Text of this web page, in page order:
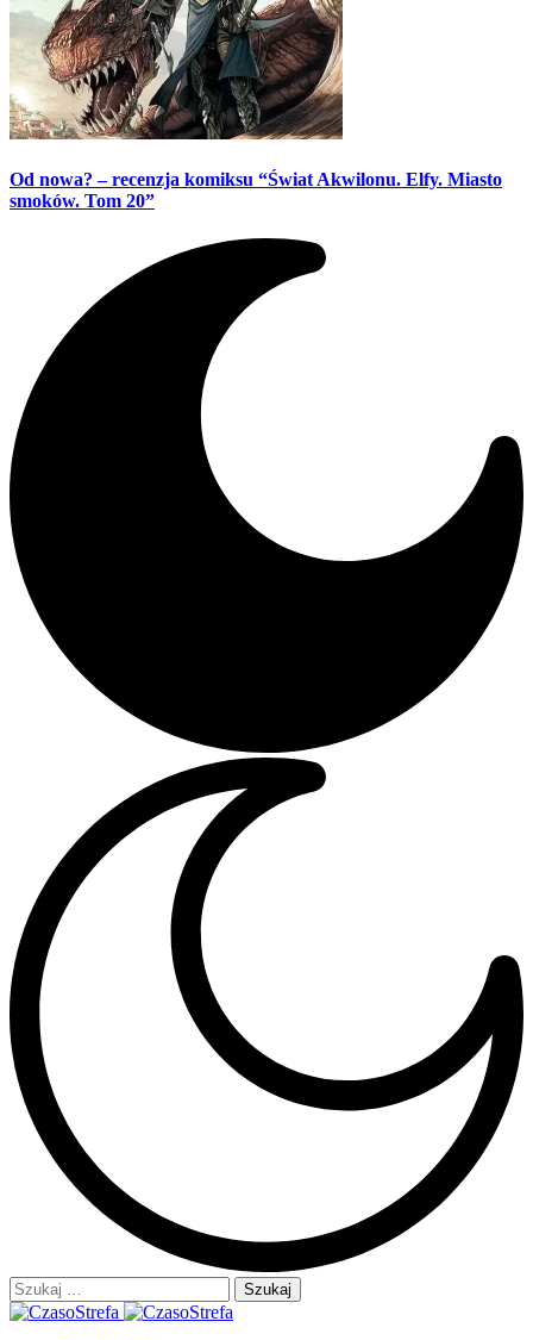
Od nowa? – recenzja komiksu “Świat Akwilonu. Elfy. Miasto
smoków. Tom 20”
Szukaj: